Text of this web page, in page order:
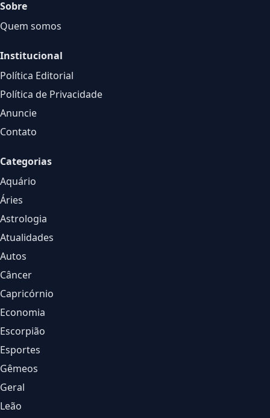
Sobre
Quem somos
Institucional
Política Editorial
Política de Privacidade
Anuncie
Contato
Categorias
Aquário
Áries
Astrologia
Atualidades
Autos
Câncer
Capricórnio
Economia
Escorpião
Esportes
Gêmeos
Geral
Leão